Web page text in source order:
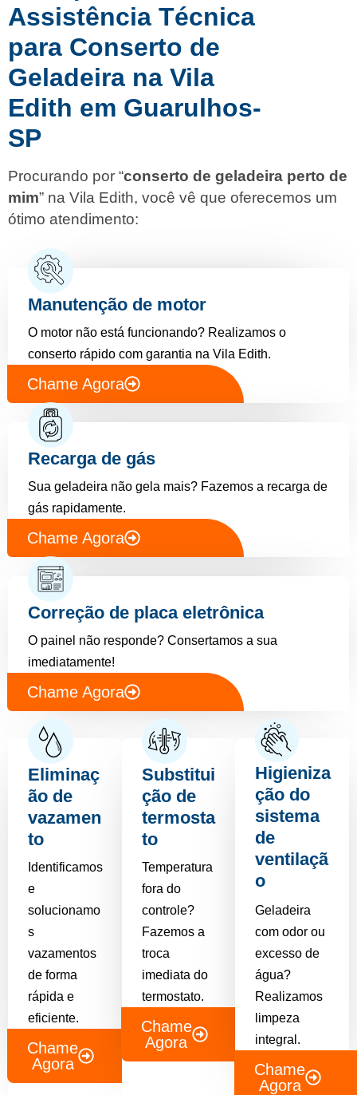
Assistência Técnica
para Conserto de
Geladeira na Vila
Edith em Guarulhos-
SP
Procurando por “conserto de geladeira perto de
mim” na Vila Edith, você vê que oferecemos um
ótimo atendimento:
Manutenção de motor
O motor não está funcionando? Realizamos o
conserto rápido com garantia na Vila Edith.
Chame Agora
Recarga de gás
Sua geladeira não gela mais? Fazemos a recarga de
gás rapidamente.
Chame Agora
Correção de placa eletrônica
O painel não responde? Consertamos a sua
imediatamente!
Chame Agora
Eliminaç
ão de
vazamen
to
Identificamos
e
solucionamo
s
vazamentos
de forma
rápida e
eficiente.
Chame
Agora
Substitui
ção de
termosta
to
Temperatura
fora do
controle?
Fazemos a
troca
imediata do
termostato.
Chame
Agora
Higieniza
ção do
sistema
de
ventilaçã
o
Geladeira
com odor ou
excesso de
água?
Realizamos
limpeza
integral.
Chame
Agora